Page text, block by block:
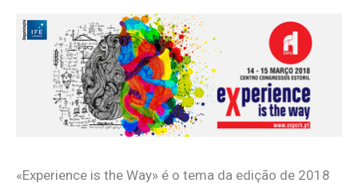
«Experience is the Way» é o tema da edição de 2018